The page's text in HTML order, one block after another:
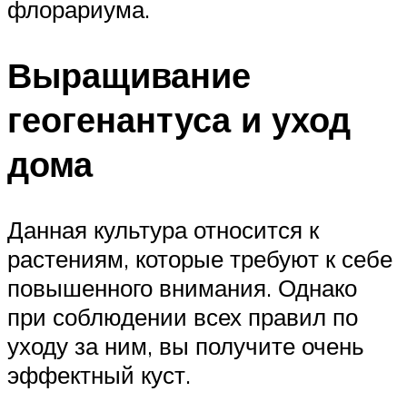
флорариума.
Выращивание
геогенантуса и уход
дома
Данная культура относится к
растениям, которые требуют к себе
повышенного внимания. Однако
при соблюдении всех правил по
уходу за ним, вы получите очень
эффектный куст.